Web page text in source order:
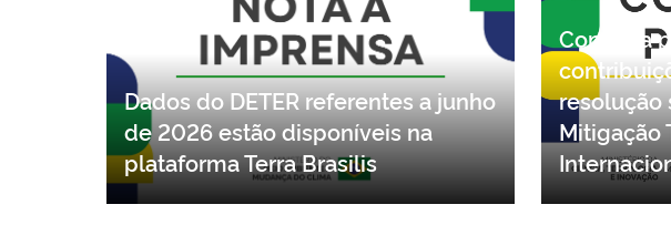
Dados do DETER referentes a junho
de 2026 estão disponíveis na
Consulta
resolução
Mitigação